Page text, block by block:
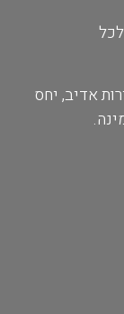
אדיב, יחס